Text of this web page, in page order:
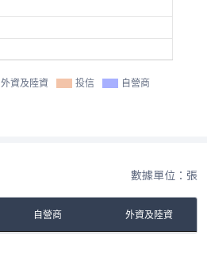
外資及陸資 投信 自營商
數據單位：張
自營商 外資及陸資